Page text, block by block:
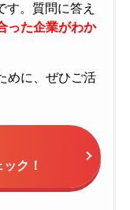
す。質問に答え
った企業がわか
めに、ぜひご活
ク！